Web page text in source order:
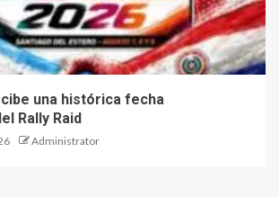
una histórica fecha
Rally Raid
Administrator